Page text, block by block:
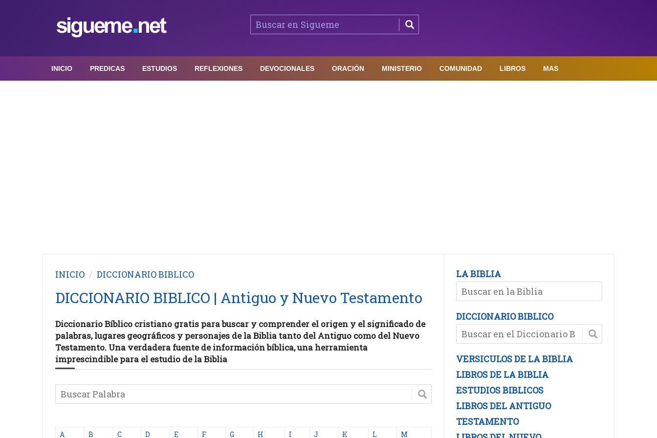
INICIO PREDICAS ESTUDIOS REFLEXIONES DEVOCIONALES ORACIÓN MINISTERIO COMUNIDAD LIBROS MAS
INICIO DICCIONARIO BIBLICO
DICCIONARIO BIBLICO | Antiguo y Nuevo Testamento
Diccionario Bíblico cristiano gratis para buscar y comprender el origen y el significado de
palabras, lugares geográficos y personajes de la Biblia tanto del Antiguo como del Nuevo
Testamento. Una verdadera fuente de información bíblica, una herramienta
imprescindible para el estudio de la Biblia
A B C D E F G H I J K L M
LA BIBLIA
DICCIONARIO BIBLICO
VERSICULOS DE LA BIBLIA
LIBROS DE LA BIBLIA
ESTUDIOS BIBLICOS
LIBROS DEL ANTIGUO
TESTAMENTO